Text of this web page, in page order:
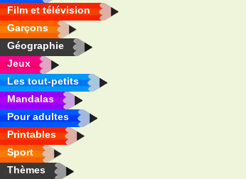
Film et télévision
Garçons
Géographie
Jeux
Les tout-petits
Mandalas
Pour adultes
Printables
Sport
Thèmes